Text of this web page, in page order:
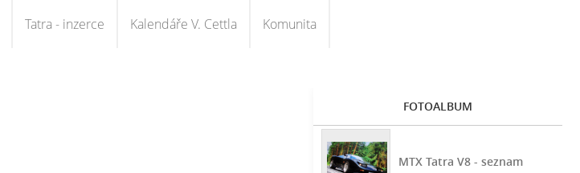
Tatra - inzerce Kalendáře V. Cettla Komunita
FOTOALBUM
MTX Tatra V8 - seznam